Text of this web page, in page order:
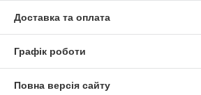
Доставка та оплата
Графік роботи
Повна версія сайту